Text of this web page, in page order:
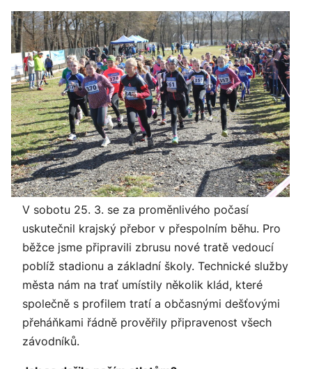
V sobotu 25. 3. se za proměnlivého počasí
uskutečnil krajský přebor v přespolním běhu. Pro
běžce jsme připravili zbrusu nové tratě vedoucí
poblíž stadionu a základní školy. Technické služby
města nám na trať umístily několik klád, které
společně s profilem tratí a občasnými dešťovými
přeháňkami řádně prověřily připravenost všech
závodníků.